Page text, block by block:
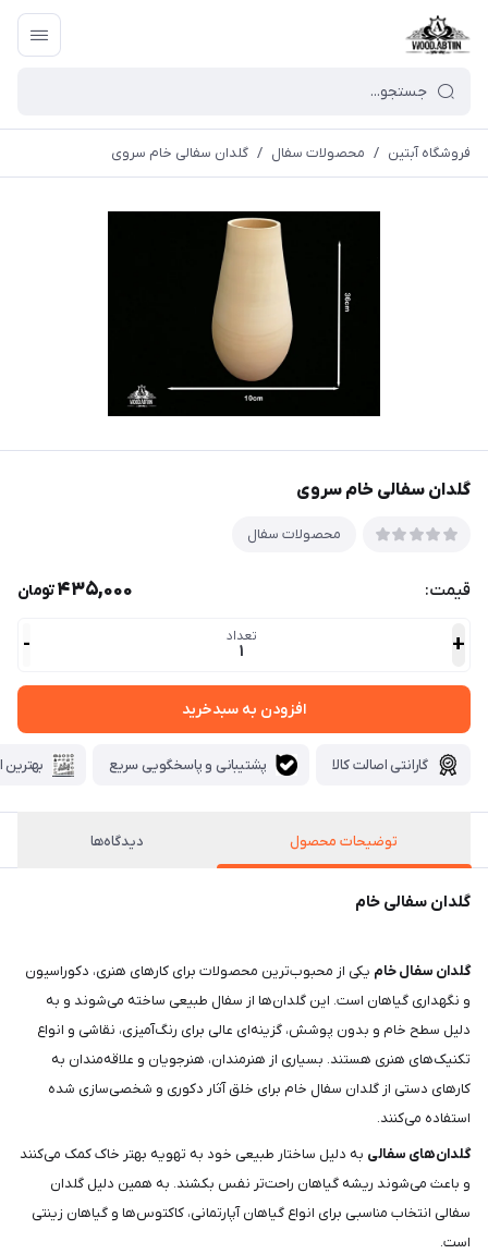
فروشگاه آبتین / محصولات سفال / گلدان سفالی خام سروی
گلدان سفالی خام سروی
محصولات سفال
قیمت: 435,000تومان
+ تعداد
1
-
افزودن به سبدخرید
گارانتی اصالت کالا پشتیبانی و پاسخگویی سریع بهترین
توضیحات محصول دیدگاه‌ها
گلدان سفالی خام
گلدان سفال خام یکی از محبوب‌ترین محصولات برای کارهای هنری، دکوراسیون
و نگهداری گیاهان است. این گلدان‌ها از سفال طبیعی ساخته می‌شوند و به
دلیل سطح خام و بدون پوشش، گزینه‌ای عالی برای رنگ‌آمیزی، نقاشی و انواع
تکنیک‌های هنری هستند. بسیاری از هنرمندان، هنرجویان و علاقه‌مندان به
کارهای دستی از گلدان سفال خام برای خلق آثار دکوری و شخصی‌سازی شده
استفاده می‌کنند.
گلدان‌های سفالی به دلیل ساختار طبیعی خود به تهویه بهتر خاک کمک می‌کنند
و باعث می‌شوند ریشه گیاهان راحت‌تر نفس بکشند. به همین دلیل گلدان
سفالی انتخاب مناسبی برای انواع گیاهان آپارتمانی، کاکتوس‌ها و گیاهان زینتی
است.